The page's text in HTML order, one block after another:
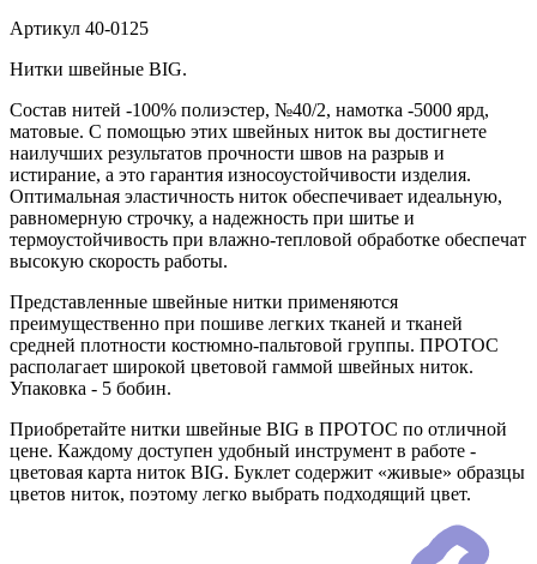
Артикул 40-0125
Нитки швейные BIG.
Состав нитей -100% полиэстер, №40/2, намотка -5000 ярд,
матовые. С помощью этих швейных ниток вы достигнете
наилучших результатов прочности швов на разрыв и
истирание, а это гарантия износоустойчивости изделия.
Оптимальная эластичность ниток обеспечивает идеальную,
равномерную строчку, а надежность при шитье и
термоустойчивость при влажно-тепловой обработке обеспечат
высокую скорость работы.
Представленные швейные нитки применяются
преимущественно при пошиве легких тканей и тканей
средней плотности костюмно-пальтовой группы. ПРОТОС
располагает широкой цветовой гаммой швейных ниток.
Упаковка - 5 бобин.
Приобретайте нитки швейные BIG в ПРОТОС по отличной
цене. Каждому доступен удобный инструмент в работе -
цветовая карта ниток BIG. Буклет содержит «живые» образцы
цветов ниток, поэтому легко выбрать подходящий цвет.